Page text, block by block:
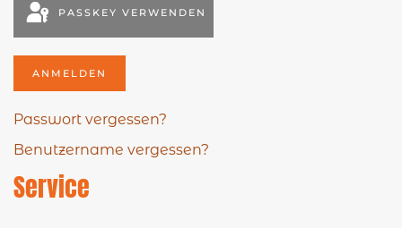
PASSKEY VERWENDEN
ANMELDEN
Passwort vergessen?
Benutzername vergessen?
Service